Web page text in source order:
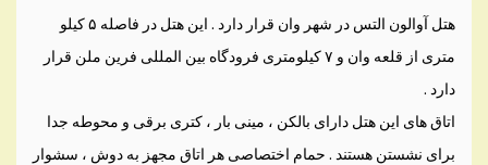
هتل آوالون التس در شهر وان قرار دارد . این هتل در فاصله ۵ کیلو
متری از قلعه وان و ۷ کیلومتری فرودگاه بین المللی فرین ملن قرار
دارد .
اتاق های این هتل دارای بالکن ، مینی بار ، کتری برقی و محوطه جدا
برای نشستن ‏هستند . حمام اختصاصی هر اتاق مجهز به دوش ، سشوار